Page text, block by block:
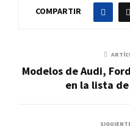
COMPARTIR
Modelos de Audi,
en la lista